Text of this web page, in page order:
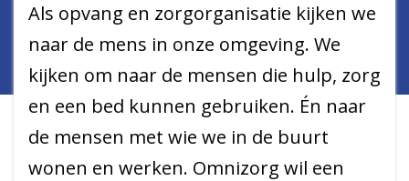
Als opvang en zorgorganisatie kijken we
naar de mens in onze omgeving. We
kijken om naar de mensen die hulp, zorg
en een bed kunnen gebruiken. Én naar
de mensen met wie we in de buurt
wonen en werken. Omnizorg wil een